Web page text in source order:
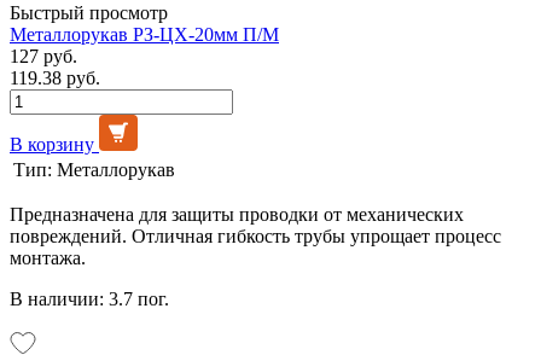
Быстрый просмотр
Металлорукав РЗ-ЦХ-20мм П/М
127 руб.
119.38 руб.
В корзину
Тип: Металлорукав
Предназначена для защиты проводки от механических
повреждений. Отличная гибкость трубы упрощает процесс
монтажа.
В наличии: 3.7 пог.